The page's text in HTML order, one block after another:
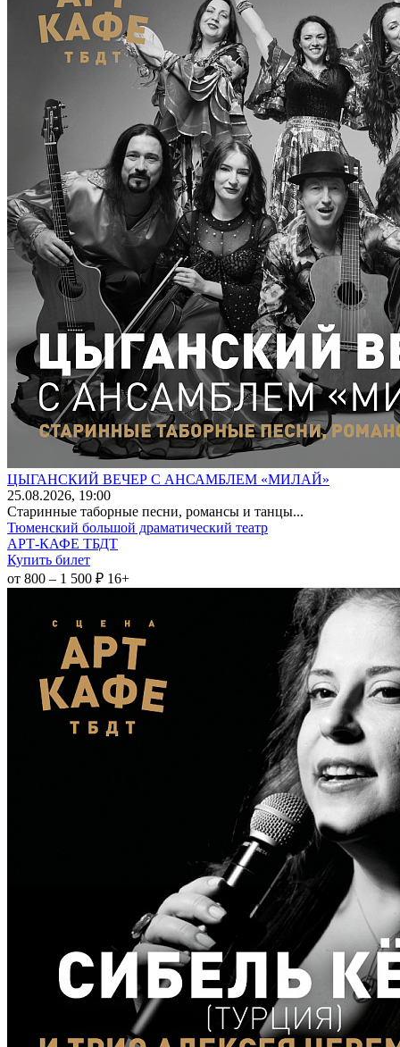
ЦЫГАНСКИЙ ВЕЧЕР С АНСАМБЛЕМ «МИЛАЙ»
25.08.2026, 19:00
Старинные таборные песни, романсы и танцы...
Тюменский большой драматический театр
АРТ-КАФЕ ТБДТ
Купить билет
от 800 – 1 500 ₽ 16+